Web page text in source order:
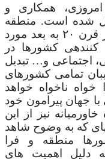
همکاری و
شده است. منطقه
گرایی به تبع این تعامالت جهانی از قرن ۲۰ به بعد مورد
کشورها در
اجتماعی و… تبدیل
تمامی کشورهای
ناخواه خواهد
جهان پیرامون خود
نیز از این
که به وضوح شاهد
منطقه و فرا
دلیل اهمیت های